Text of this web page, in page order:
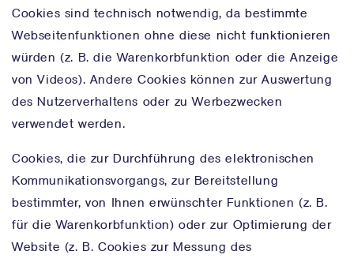
Cookies sind technisch notwendig, da bestimmte
Webseitenfunktionen ohne diese nicht funktionieren
würden (z. B. die Warenkorbfunktion oder die Anzeige
von Videos). Andere Cookies können zur Auswertung
des Nutzerverhaltens oder zu Werbezwecken
verwendet werden.
Cookies, die zur Durchführung des elektronischen
Kommunikationsvorgangs, zur Bereitstellung
bestimmter, von Ihnen erwünschter Funktionen (z. B.
für die Warenkorbfunktion) oder zur Optimierung der
Website (z. B. Cookies zur Messung des